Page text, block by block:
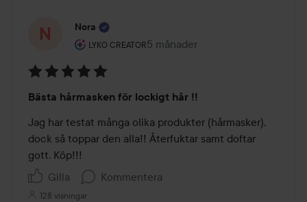
Nora
LYKO CREATOR
Användarens roll: Lyko Creator.
5 månader
Inlägget skapades 5 månader
5
av
5
Bästa hårmasken för lockigt hår !!
Jag har testat många olika produkter (hårmasker),
dock så toppar den alla!! Återfuktar samt doftar
gott. Köp!!!
Gilla
Kommentera
128 visningar